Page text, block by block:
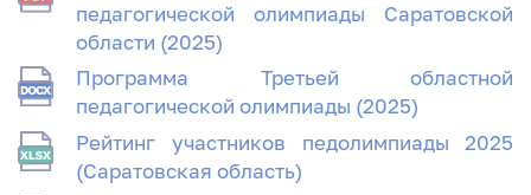
педагогической олимпиады Саратовской
области (2025)
Программа Третьей областной
педагогической олимпиады (2025)
Рейтинг участников педолимпиады 2025
(Саратовская область)